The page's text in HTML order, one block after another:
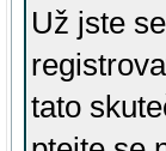
Už jste
tato